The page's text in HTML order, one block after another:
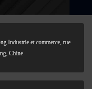
Industrie et commerce, rue
Chine